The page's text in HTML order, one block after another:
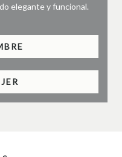
elegante y funcional.